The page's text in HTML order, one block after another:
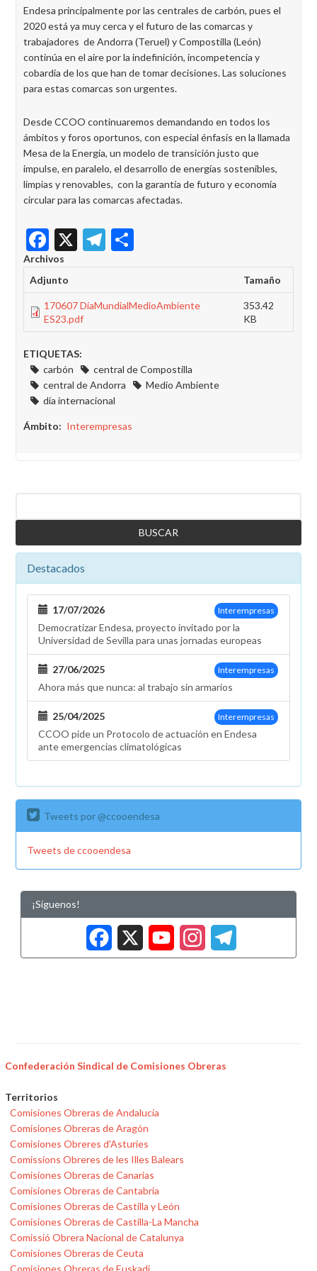
Endesa principalmente por las centrales de carbón, pues el
2020 está ya muy cerca y el futuro de las comarcas y
trabajadores de Andorra (Teruel) y Compostilla (León)
continúa en el aire por la indefinición, incompetencia y
cobardía de los que han de tomar decisiones. Las soluciones
para estas comarcas son urgentes.
Desde CCOO continuaremos demandando en todos los
ámbitos y foros oportunos, con especial énfasis en la llamada
Mesa de la Energía, un modelo de transición justo que
impulse, en paralelo, el desarrollo de energías sostenibles,
limpias y renovables, con la garantía de futuro y economía
circular para las comarcas afectadas.
Facebook
X Telegram
Archivos
Adjunto
Tamaño
170607 DíaMundialMedioAmbiente
ES23.pdf
353.42
KB
ETIQUETAS:
carbón
central de Compostilla
central de Andorra
Medio Ambiente
día internacional
Ámbito Interempresas
Destacados
Interempresas
17/07/2026
Democratizar Endesa, proyecto invitado por la
Universidad de Sevilla para unas jornadas europeas
Interempresas
27/06/2025
Ahora más que nunca: al trabajo sin armarios
Interempresas
25/04/2025
CCOO pide un Protocolo de actuación en Endesa
ante emergencias climatológicas
Tweets por @ccooendesa
Tweets de ccooendesa
¡Síguenos!
Facebook
X
Confederación Sindical de Comisiones Obreras
Territorios
Comisiones Obreras de Andalucía
Comisiones Obreras de Aragón
Comisiones Obreres d'Asturies
Comissions Obreres de les Illes Balears
Comisiones Obreras de Canarias
Comisiones Obreras de Cantabria
Comisiones Obreras de Castilla y León
Comisiones Obreras de Castilla-La Mancha
Comissió Obrera Nacional de Catalunya
Comisiones Obreras de Ceuta
Comisiones Obreras de Euskadi